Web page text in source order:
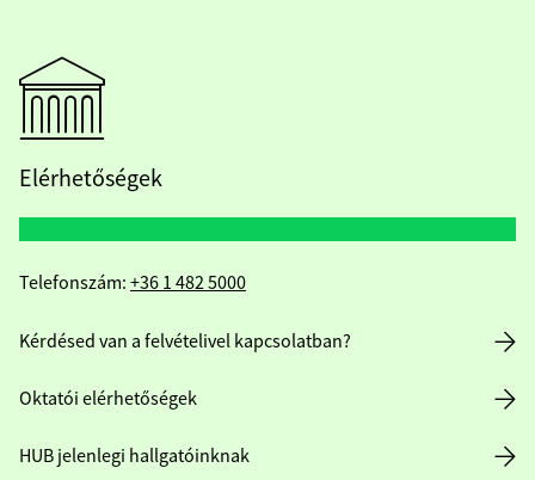
Elérhetőségek
Telefonszám: +36 1 482 5000
Kérdésed van a felvételivel kapcsolatban?
Oktatói elérhetőségek
HUB jelenlegi hallgatóinknak